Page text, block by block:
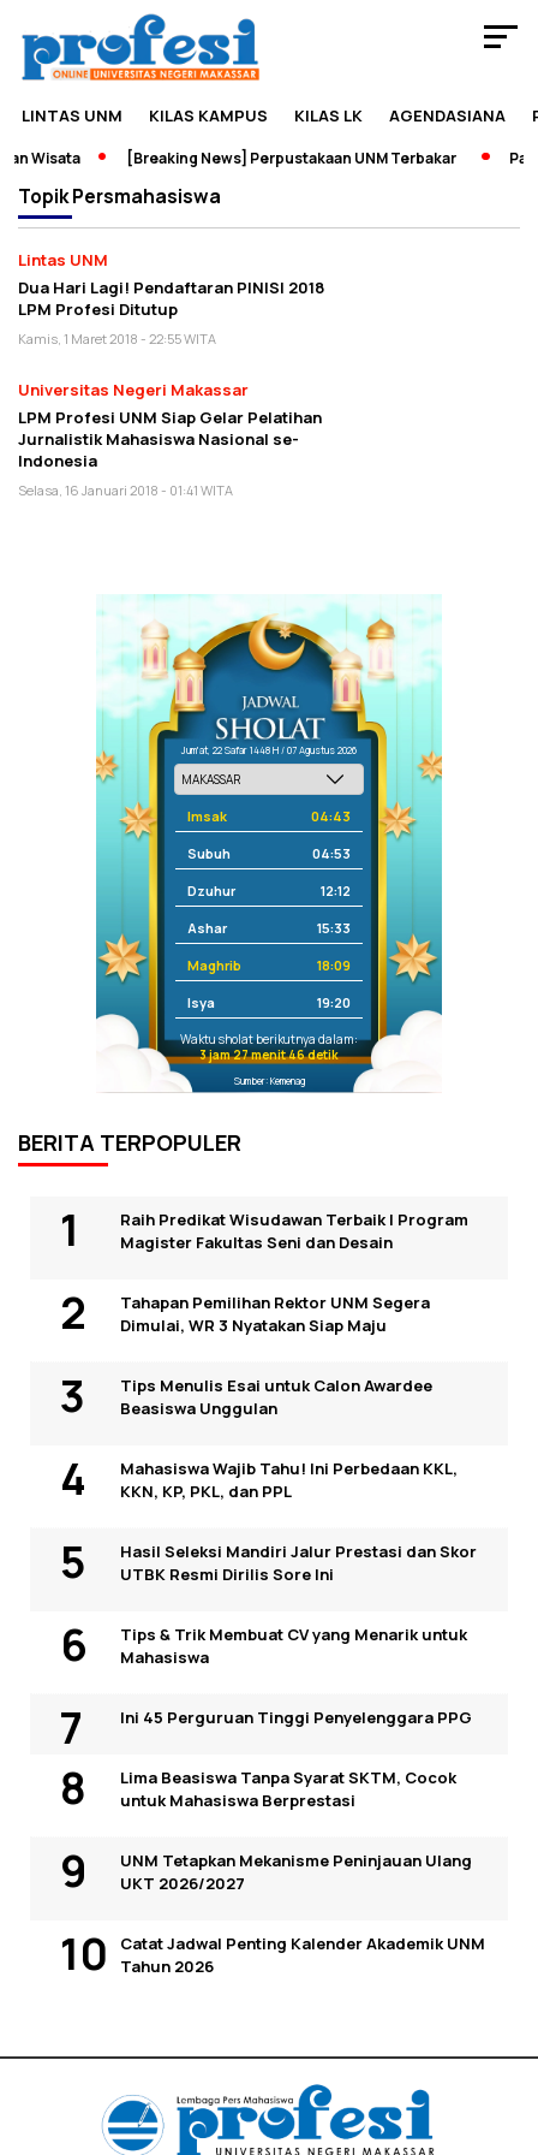
LINTAS UNM KILAS KAMPUS KILAS LK AGENDASIANA
Wisata [Breaking News] Perpustakaan UNM Terbakar
TopikPersmahasiswa
Lintas UNM
Dua Hari Lagi! Pendaftaran PINISI 2018
LPM Profesi Ditutup
Kamis, 1 Maret 2018 - 22:55 WITA
Universitas Negeri Makassar
LPM Profesi UNM Siap Gelar Pelatihan
Jurnalistik Mahasiswa Nasional se-
Indonesia
Selasa, 16 Januari 2018 - 01:41 WITA
Jum'at, 22 Safar 1448 H / 07 Agustus 2026
Imsak 04:43
Subuh 04:53
Dzuhur 12:12
Ashar 15:33
Maghrib 18:09
Isya 19:20
Waktu sholat berikutnya dalam:
3 jam 27 menit 46 detik
Sumber: Kemenag
BERITA TERPOPULER
Raih Predikat Wisudawan Terbaik I Program
Magister Fakultas Seni dan Desain
Tahapan Pemilihan Rektor UNM Segera
Dimulai, WR 3 Nyatakan Siap Maju
Tips Menulis Esai untuk Calon Awardee
Beasiswa Unggulan
Mahasiswa Wajib Tahu! Ini Perbedaan KKL,
KKN, KP, PKL, dan PPL
Hasil Seleksi Mandiri Jalur Prestasi dan Skor
UTBK Resmi Dirilis Sore Ini
Tips & Trik Membuat CV yang Menarik untuk
Mahasiswa
Ini 45 Perguruan Tinggi Penyelenggara PPG
Lima Beasiswa Tanpa Syarat SKTM, Cocok
untuk Mahasiswa Berprestasi
UNM Tetapkan Mekanisme Peninjauan Ulang
UKT 2026/2027
Catat Jadwal Penting Kalender Akademik UNM
Tahun 2026